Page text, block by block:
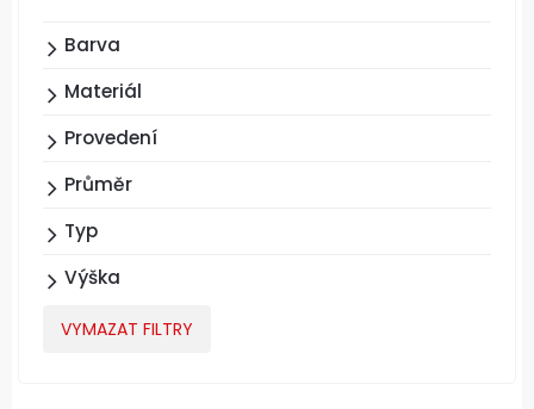
Barva
Materiál
Provedení
Průměr
Typ
Výška
VYMAZAT FILTRY